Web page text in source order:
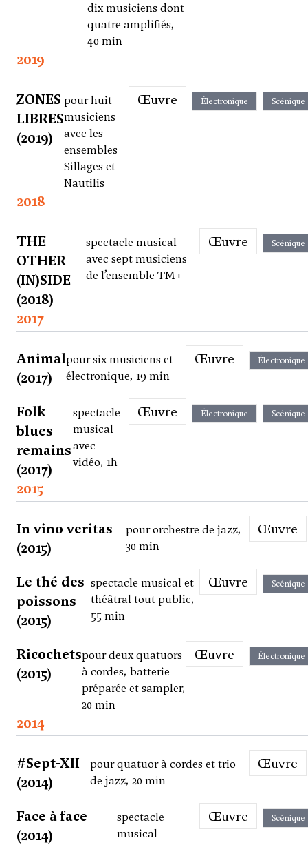
dix musiciens dont
quatre amplifiés,
40 min
2019
ZONES
LIBRES
(2019)
pour huit
musiciens
avec les
ensembles
Sillages et
Nautilis
Œuvre Électronique Scénique
2018
THE
OTHER
(IN)SIDE
(2018)
spectacle musical
avec sept musiciens
de l’ensemble TM+
Œuvre Scénique
2017
Animal
(2017)
pour six musiciens et
électronique, 19 min
Œuvre Électronique
Folk
blues
remains
(2017)
spectacle
musical
avec
vidéo, 1h
Œuvre Électronique Scénique
2015
In vino veritas
(2015)
pour orchestre de jazz,
30 min
Œuvre
Le thé des
poissons
(2015)
spectacle musical et
théâtral tout public,
55 min
Œuvre Scénique
Ricochets
(2015)
pour deux quatuors
à cordes, batterie
préparée et sampler,
20 min
Œuvre Électronique
2014
#Sept-XII
(2014)
pour quatuor à cordes et trio
de jazz, 20 min
Œuvre
Face à face
(2014)
spectacle
musical
Œuvre Scénique